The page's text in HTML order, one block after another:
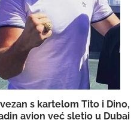
s kartelom Tito i Dino,
avion već sletio u Dubai